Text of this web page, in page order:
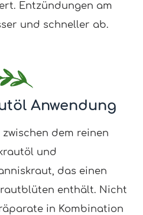
Entzündungen am
und schneller ab.
Anwendung
dem reinen
und
das einen
enthält. Nicht
in Kombination